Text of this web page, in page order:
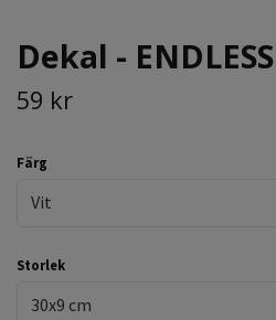
Dekal -
59 kr
Färg
Vit
Storlek
30x9 cm